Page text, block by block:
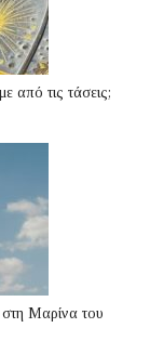
από τις τάσεις;
Μαρίνα του